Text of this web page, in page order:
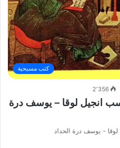
كتب مسيحية
2٬356
انجيل لوقا – يوسف درة
- يوسف درة الحداد